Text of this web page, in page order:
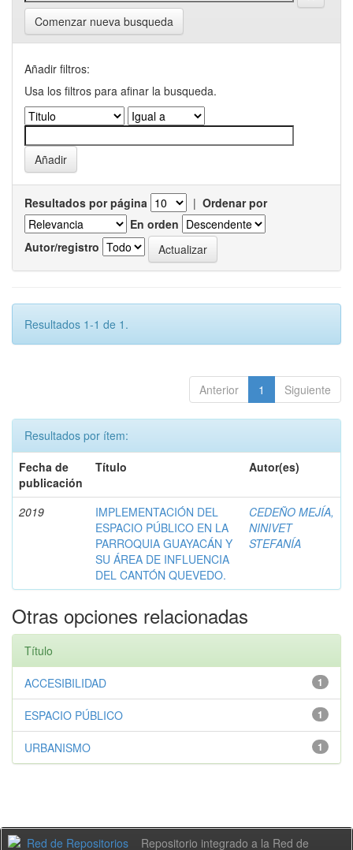
Comenzar nueva busqueda
Añadir filtros:
Usa los filtros para afinar la busqueda.
Resultados por página | Ordenar por
En orden
Autor/registro
Resultados 1-1 de 1.
Anterior 1 Siguiente
Resultados por ítem:
Fecha de
publicación
Título Autor(es)
2019
IMPLEMENTACIÓN DEL
ESPACIO PÚBLICO EN LA
PARROQUIA GUAYACÁN Y
SU ÁREA DE INFLUENCIA
DEL CANTÓN QUEVEDO.
CEDEÑO MEJÍA,
NINIVET
STEFANÍA
Otras opciones relacionadas
Título
1
ACCESIBILIDAD
1
ESPACIO PÚBLICO
1
URBANISMO
Repositorio integrado a la Red de